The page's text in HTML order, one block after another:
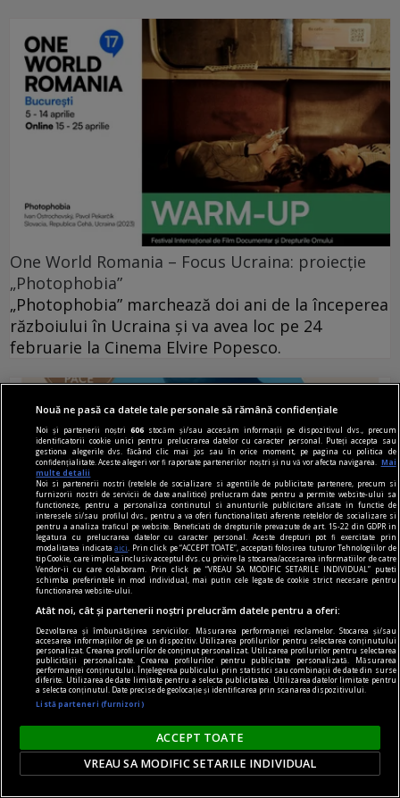
One World Romania – Focus Ucraina: proiecție
„Photophobia”
„Photophobia” marchează doi ani de la începerea
războiului în Ucraina și va avea loc pe 24
februarie la Cinema Elvire Popesco.
(avan)premieră editorială
O bombă atomică invizibilă
Ce ești tu dispus(ă) să sacrifici pentru adevăr?
Nouă ne pasă ca datele tale personale să rămână confidențiale
Noi și partenerii noștri606 stocăm și/sau accesăm informații pe dispozitivul dvs., precum
identificatorii cookie unici pentru prelucrarea datelor cu caracter personal. Puteți accepta sau
gestiona alegerile dvs. făcând clic mai jos sau în orice moment, pe pagina cu politica de
confidențialitate. Aceste alegeri vor fi raportate partenerilor noștri și nu vă vor afecta navigarea.
Mai
multe detalii
Noi si partenerii nostri (retelele de socializare si agentiile de publicitate partenere, precum si
furnizorii nostri de servicii de date analitice) prelucram date pentru a permite website-ului sa
functioneze, pentru a personaliza continutul si anunturile publicitare afisate in functie de
interesele si/sau profilul dvs., pentru a va oferi functionalitati aferente retelelor de socializare si
pentru a analiza traficul pe website. Beneficiati de drepturile prevazute de art. 15-22 din GDPR in
legatura cu prelucrarea datelor cu caracter personal. Aceste drepturi pot fi exercitate prin
modalitatea indicataaici
. Prin click pe “ACCEPT TOATE”, acceptati folosirea tuturor Tehnologiilor de
tip Cookie, care implica inclusiv acceptul dvs. cu privire la stocarea/accesarea informatiilor de catre
Vendor-ii cu care colaboram. Prin click pe “VREAU SA MODIFIC SETARILE INDIVIDUAL” puteti
schimba preferintele in mod individual, mai putin cele legate de cookie strict necesare pentru
functionarea website-ului.
Atât noi, cât și partenerii noștri prelucrăm datele pentru a oferi:
Dezvoltarea și îmbunătățirea serviciilor. Măsurarea performanței reclamelor. Stocarea și/sau
accesarea informațiilor de pe un dispozitiv. Utilizarea profilurilor pentru selectarea conținutului
personalizat. Crearea profilurilor de conținut personalizat. Utilizarea profilurilor pentru selectarea
publicității personalizate. Crearea profilurilor pentru publicitate personalizată. Măsurarea
performanței conținutului. Înțelegerea publicului prin statistici sau combinații de date din surse
diferite. Utilizarea de date limitate pentru a selecta publicitatea. Utilizarea datelor limitate pentru
a selecta conținutul. Date precise de geolocație și identificarea prin scanarea dispozitivului.
Listă parteneri (furnizori)
ACCEPT TOATE
VREAU SA MODIFIC SETARILE INDIVIDUAL